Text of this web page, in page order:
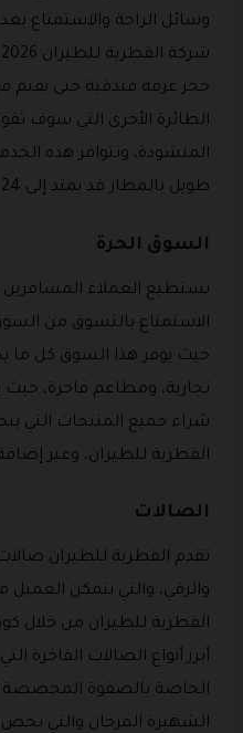
وسائل الراحة والاستمتاع
حجز غرفة فندقية حتى يقيم
الطائرة الأخرى التي سوف
المنشودة، وتتوافر هذه
طويل بالمطار قد يمتد إلى 24 ساعة.
السوق الحرة
يستطيع العملاء
الاستمتاع بالتسوق من
حيث يوفر هذا السوق كل ما
تجارية، ومطاعم فاخرة، حيث
شراء جميع المنتجات التي
القطرية للطيران، وعبر
الصالات
تقدم القطرية للطيران
والرقي، والتي يتمكن العميل
القطرية للطيران من خلال
أبرز أنواع الصالات الفاخرة
الخاصة بالصفوة المخصصة
الشهيرة المرجان والتي تخص